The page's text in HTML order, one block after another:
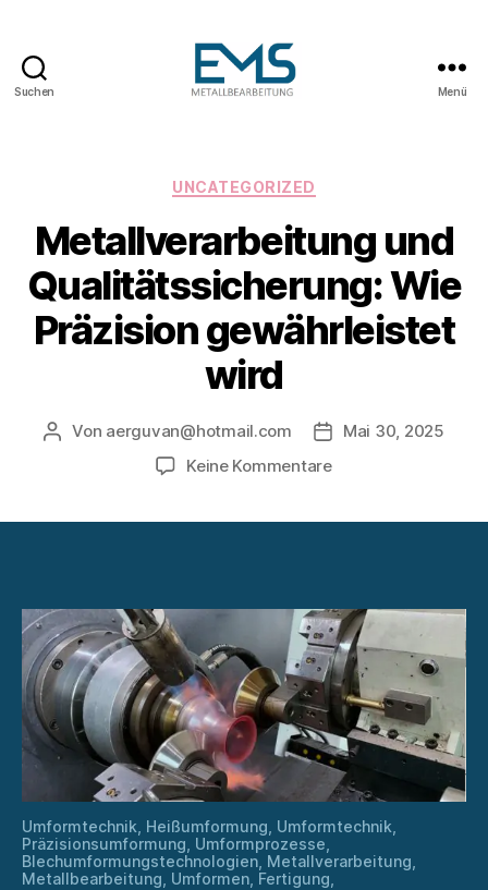
Suchen Menü
Kategorien
UNCATEGORIZED
Metallverarbeitung und
Qualitätssicherung: Wie
Präzision gewährleistet
wird
Beitragsautor
Von aerguvan@hotmail.com
Mai 30, 2025
Keine Kommentarezu
gewährleistet
wird
Umformtechnik, Heißumformung, Umformtechnik,
Präzisionsumformung, Umformprozesse,
Blechumformungstechnologien, Metallverarbeitung,
Metallbearbeitung, Umformen, Fertigung,